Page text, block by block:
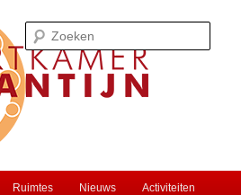
zaal
Ruimtes Nieuws Activiteiten